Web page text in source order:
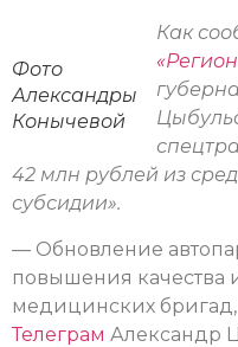
Фото
Александры
Конычевой
Как
42 млн рублей из
субсидии».
— Обновление
повышения качества
медицинских
Телеграм Александр